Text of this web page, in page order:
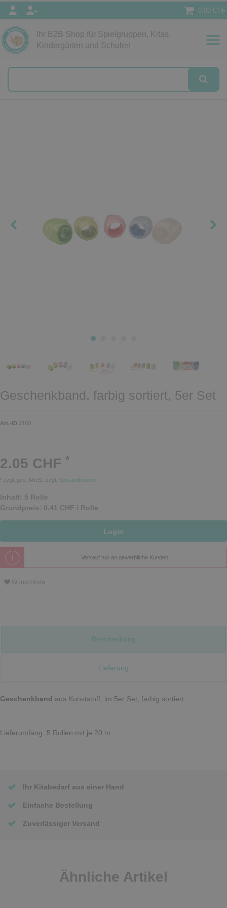
0.00 CHF
Ihr B2B Shop für Spielgruppen, Kitas,
Kindergärten und Schulen
Papeterie
Geschenkband, farbig sortiert, 5er Set
Art.-ID 2160
2.05 CHF *
* zzgl. ges. MwSt. zzgl. Versandkosten
Inhalt: 5 Rolle
Grundpreis: 0.41 CHF / Rolle
Login
Verkauf nur an gewerbliche Kunden.
Wunschliste
Beschreibung
Lieferung
Geschenkband aus Kunststoff, im 5er Set, farbig sortiert
Lieferumfang: 5 Rollen mit je 20 m
Ihr Kitabedarf aus einer Hand
Einfache Bestellung
Zuverlässiger Versand
Ähnliche Artikel